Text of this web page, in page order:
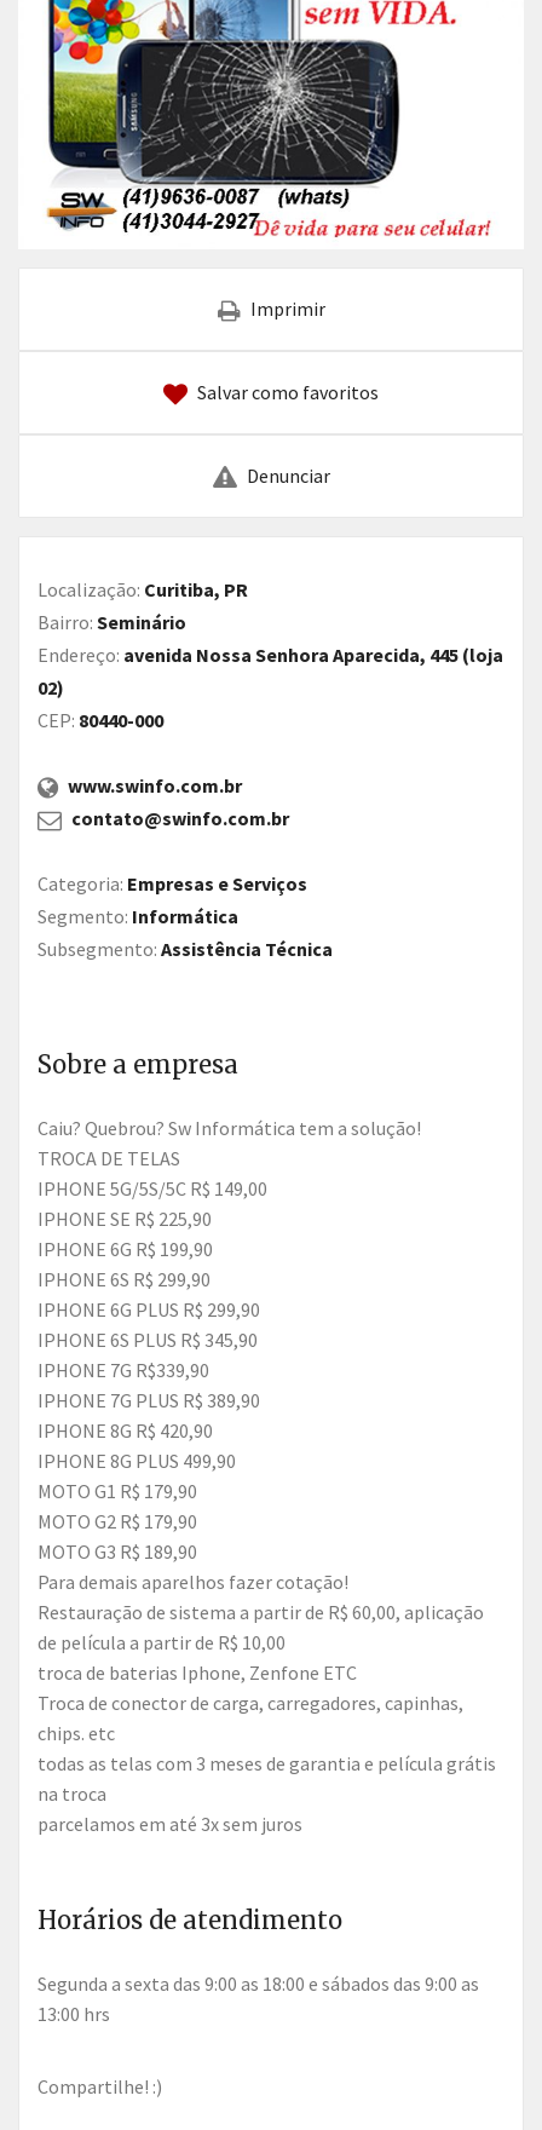
Imprimir
Salvar como favoritos
Denunciar
Localização: Curitiba, PR
Bairro: Seminário
Endereço: avenida Nossa Senhora Aparecida, 445 (loja
02)
CEP: 80440-000
www.swinfo.com.br
contato@swinfo.com.br
Categoria: Empresas e Serviços
Segmento: Informática
Subsegmento: Assistência Técnica
Sobre a empresa
Caiu? Quebrou? Sw Informática tem a solução!
TROCA DE TELAS
IPHONE 5G/5S/5C R$ 149,00
IPHONE SE R$ 225,90
IPHONE 6G R$ 199,90
IPHONE 6S R$ 299,90
IPHONE 6G PLUS R$ 299,90
IPHONE 6S PLUS R$ 345,90
IPHONE 7G R$339,90
IPHONE 7G PLUS R$ 389,90
IPHONE 8G R$ 420,90
IPHONE 8G PLUS 499,90
MOTO G1 R$ 179,90
MOTO G2 R$ 179,90
MOTO G3 R$ 189,90
Para demais aparelhos fazer cotação!
Restauração de sistema a partir de R$ 60,00, aplicação
de película a partir de R$ 10,00
troca de baterias Iphone, Zenfone ETC
Troca de conector de carga, carregadores, capinhas,
chips. etc
todas as telas com 3 meses de garantia e película grátis
na troca
parcelamos em até 3x sem juros
Horários de atendimento
segunda a sexta das 9:00 as 18:00 e sábados das 9:00 as
13:00 hrs
Compartilhe! :)